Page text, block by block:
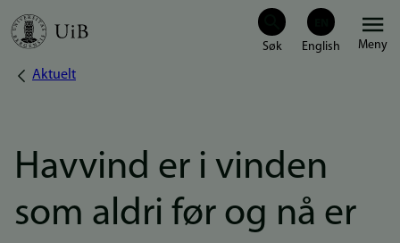
Hopp
Meny
Navigasjonssti
Aktuelt
Havvind er i vinden
som aldri før og nå er